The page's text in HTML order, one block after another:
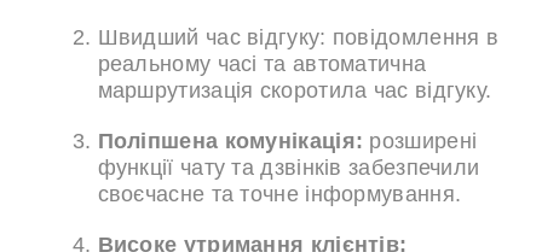
Швидший час відгуку: повідомлення в
реальному часі та автоматична
маршрутизація скоротила час відгуку.
Поліпшена комунікація: розширені
функції чату та дзвінків забезпечили
своєчасне та точне інформування.
Високе утримання клієнтів: